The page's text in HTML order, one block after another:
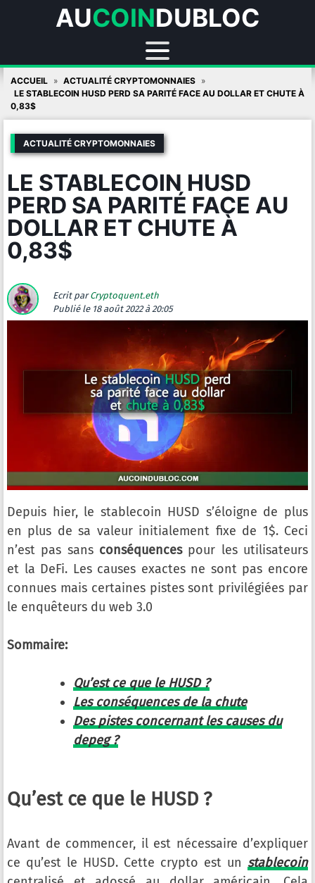
AUCOINDUBLOC
Skip
content
ACCUEIL
ACTUALITÉ CRYPTOMONNAIES
LE STABLECOIN HUSD PERD SA PARITÉ FACE AU DOLLAR ET CHUTE À
0,83$
ACTUALITÉ CRYPTOMONNAIES
LE STABLECOIN HUSD
PERD SA PARITÉ FACE AU
DOLLAR ET CHUTE À
0,83$
Ecrit parCryptoquent.eth
Publié le 18 août 2022 à 20:05
Depuis hier, le stablecoin HUSD s’éloigne de plus
en plus de sa valeur initialement fixe de 1$. Ceci
n’est pas sans conséquencespour les utilisateurs
et la DeFi. Les causes exactes ne sont pas encore
connues mais certaines pistes sont privilégiées par
le enquêteurs du web 3.0
Sommaire:
Qu’est ce que le HUSD ?
Les conséquences de la chute
Des pistes concernant les causes du
depeg ?
Qu’est ce que le HUSD ?
Avant de commencer, il est nécessaire d’expliquer
ce qu’est le HUSD. Cette crypto est un stablecoin